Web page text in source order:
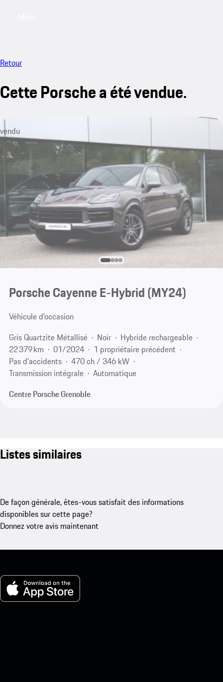
Retour
Cette Porsche a été vendue.
vendu
Porsche Cayenne E-Hybrid (MY24)
Véhicule d'occasion
Gris Quartzite Métallisé
Noir
Hybride rechargeable
22 379 km
01/2024
1 propriétaire précédent
Pas d'accidents
470 ch / 346 kW
Transmission intégrale
Automatique
Centre Porsche Grenoble
Listes similaires
De façon générale, êtes-vous satisfait des informations
disponibles sur cette page?
Donnez votre avis maintenant